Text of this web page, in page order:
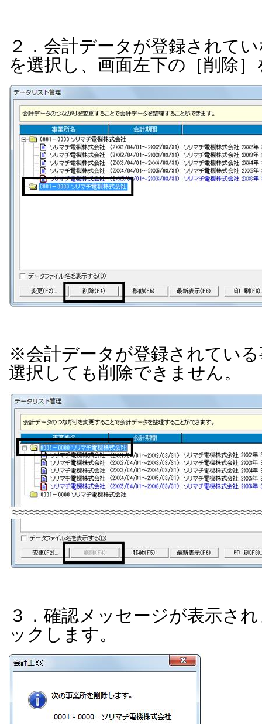
２．会計データが登録されて
を選択し、画面左下の［削除
※会計データが登録されてい
選択しても削除できません。
３．確認メッセージが表示さ
ックします。